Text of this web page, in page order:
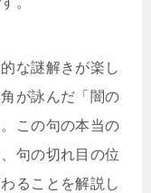
な謎解きが楽し
が詠んだ「闇の
この句の本当の
句の切れ目の位
ることを解説し